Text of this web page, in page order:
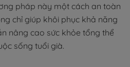
pháp này một cách an toàn
chỉ giúp khôi phục khả năng
nâng cao sức khỏe tổng thể
sống tuổi già.